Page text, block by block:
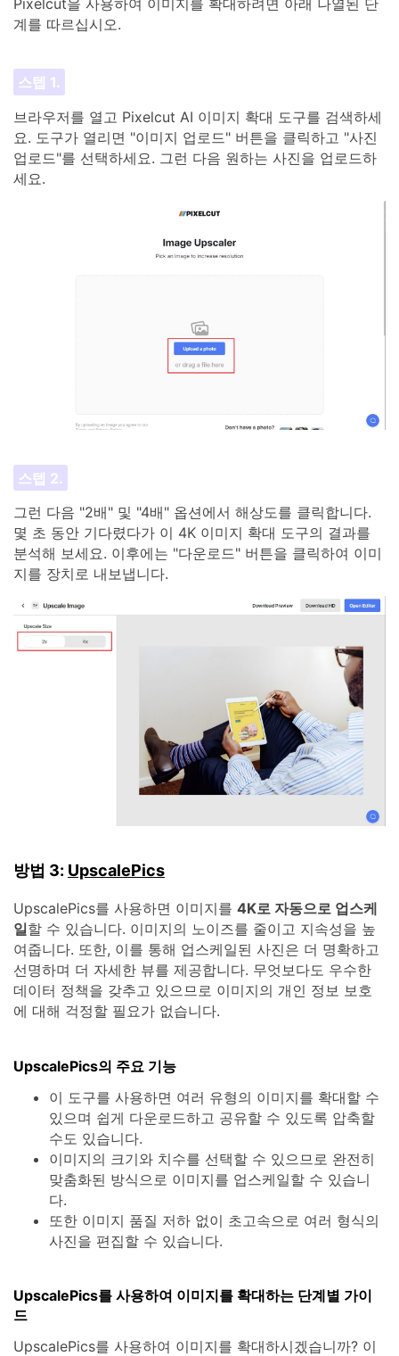
계를 따르십시오.
스텝 1.
브라우저를 열고 Pixelcut AI 이미지 확대 도구를 검색하세
요. 도구가 열리면 "이미지 업로드" 버튼을 클릭하고 "사진
업로드"를 선택하세요. 그런 다음 원하는 사진을 업로드하
세요.
스텝 2.
그런 다음 "2배" 및 "4배" 옵션에서 해상도를 클릭합니다.
몇 초 동안 기다렸다가 이 4K 이미지 확대 도구의 결과를
분석해 보세요. 이후에는 "다운로드" 버튼을 클릭하여 이미
지를 장치로 내보냅니다.
방법 3: UpscalePics
UpscalePics를 사용하면 이미지를 4K로 자동으로 업스케
일할 수 있습니다. 이미지의 노이즈를 줄이고 지속성을 높
여줍니다. 또한, 이를 통해 업스케일된 사진은 더 명확하고
선명하며 더 자세한 뷰를 제공합니다. 무엇보다도 우수한
데이터 정책을 갖추고 있으므로 이미지의 개인 정보 보호
에 대해 걱정할 필요가 없습니다.
UpscalePics의 주요 기능
이 도구를 사용하면 여러 유형의 이미지를 확대할 수
있으며 쉽게 다운로드하고 공유할 수 있도록 압축할
수도 있습니다.
이미지의 크기와 치수를 선택할 수 있으므로 완전히
맞춤화된 방식으로 이미지를 업스케일할 수 있습니
다.
또한 이미지 품질 저하 없이 초고속으로 여러 형식의
사진을 편집할 수 있습니다.
UpscalePics를 사용하여 이미지를 확대하는 단계별 가이
드
UpscalePics를 사용하여 이미지를 확대하시겠습니까? 이